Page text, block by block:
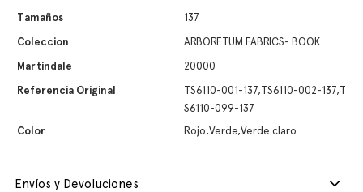
Tamaños
137
Coleccion
ARBORETUM FABRICS- BOOK
Martindale
20000
Referencia Original
TS6110-001-137,TS6110-002-137,T
S6110-099-137
Color
Rojo,Verde,Verde claro
Envíos y Devoluciones